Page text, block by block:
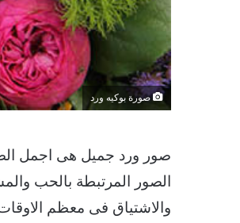
صورة بوكيه ورد
صور ورد جميل هى اجمل
الصور المرتبطة بالحب
والاشتياق فى معظم